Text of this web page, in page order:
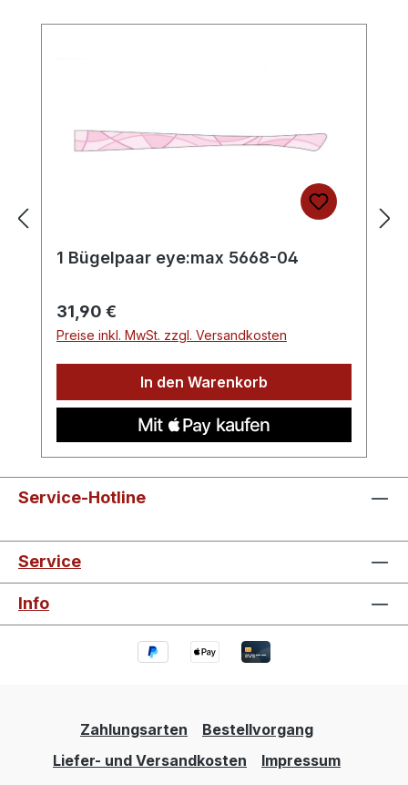
1 Bügelpaar eye:max 5668-04
Regulärer Preis:
31,90 €
Preise inkl. MwSt. zzgl. Versandkosten
In den Warenkorb
Service-Hotline
Service
Info
Zahlungsarten
Bestellvorgang
Liefer- und Versandkosten
Impressum